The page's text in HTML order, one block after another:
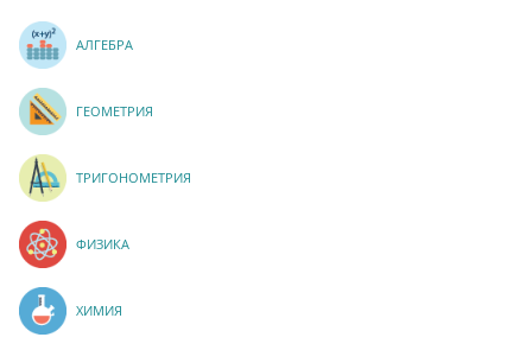
АЛГЕБРА
ГЕОМЕТРИЯ
ТРИГОНОМЕТРИЯ
ФИЗИКА
ХИМИЯ